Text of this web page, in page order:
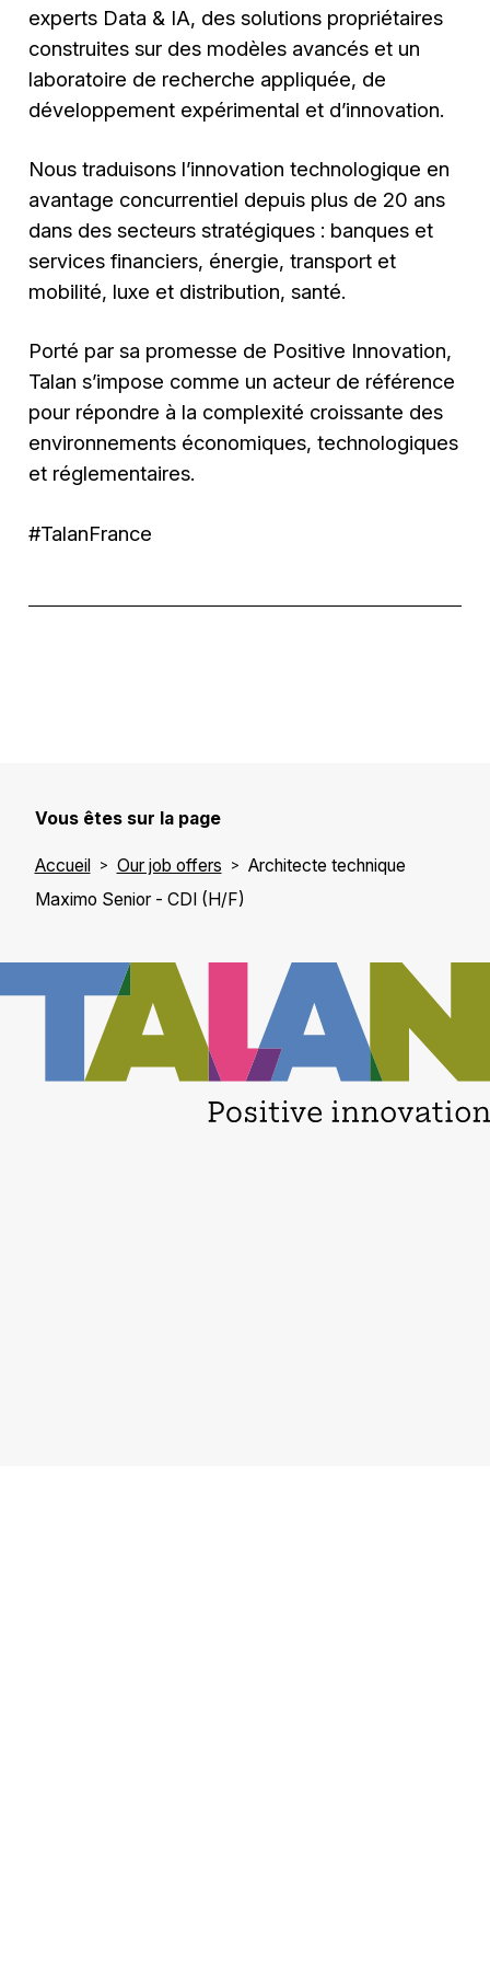
experts Data & IA, des solutions propriétaires
construites sur des modèles avancés et un
laboratoire de recherche appliquée, de
développement expérimental et d’innovation.
Nous traduisons l’innovation technologique en
avantage concurrentiel depuis plus de 20 ans
dans des secteurs stratégiques : banques et
services financiers, énergie, transport et
mobilité, luxe et distribution, santé.
Porté par sa promesse de Positive Innovation,
Talan s’impose comme un acteur de référence
pour répondre à la complexité croissante des
environnements économiques, technologiques
et réglementaires.
#TalanFrance
Vous êtes sur la page
Accueil Our job offers
Architecte technique
Maximo Senior - CDI (H/F)